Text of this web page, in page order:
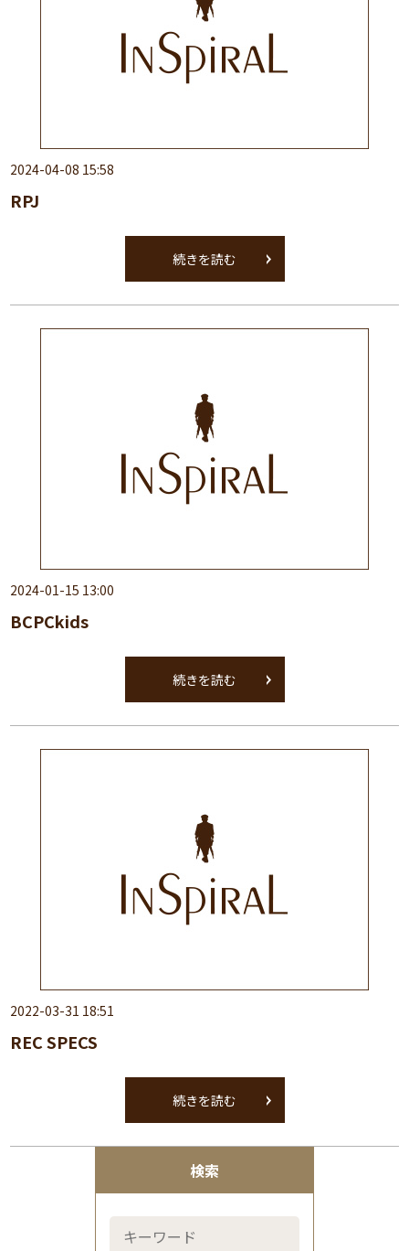
検索
2024-04-08 15:58
RPJ
続きを読む
2024-01-15 13:00
BCPCkids
続きを読む
2022-03-31 18:51
REC SPECS
続きを読む